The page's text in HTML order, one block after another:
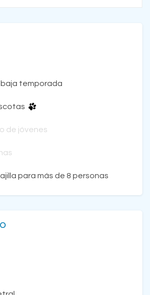
baja temporada
de jóvenes
para más de 8 personas